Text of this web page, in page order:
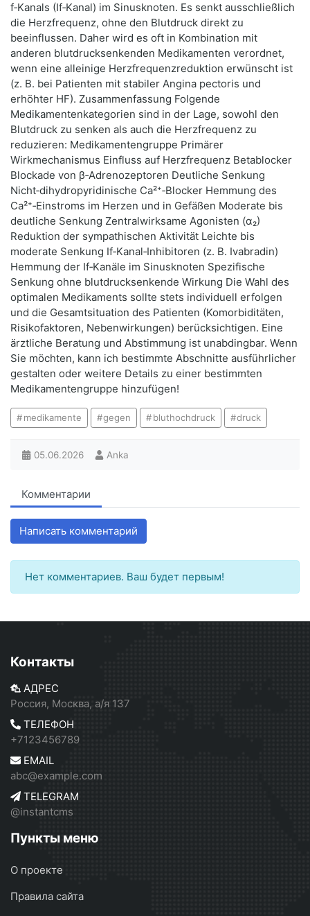
f‑Kanals (If‑Kanal) im Sinusknoten. Es senkt ausschließlich
die Herzfrequenz, ohne den Blutdruck direkt zu
beeinflussen. Daher wird es oft in Kombination mit
anderen blutdrucksenkenden Medikamenten verordnet,
wenn eine alleinige Herzfrequenzreduktion erwünscht ist
(z. B. bei Patienten mit stabiler Angina pectoris und
erhöhter HF). Zusammenfassung Folgende
Medikamentenkategorien sind in der Lage, sowohl den
Blutdruck zu senken als auch die Herzfrequenz zu
reduzieren: Medikamentengruppe Primärer
Wirkmechanismus Einfluss auf Herzfrequenz Betablocker
Blockade von β‑Adrenozeptoren Deutliche Senkung
Nicht‑dihydropyridinische Ca²⁺‑Blocker Hemmung des
Ca²⁺‑Einstroms im Herzen und in Gefäßen Moderate bis
deutliche Senkung Zentralwirksame Agonisten (α₂)
Reduktion der sympathischen Aktivität Leichte bis
moderate Senkung If‑Kanal‑Inhibitoren (z. B. Ivabradin)
Hemmung der If‑Kanäle im Sinusknoten Spezifische
Senkung ohne blutdrucksenkende Wirkung Die Wahl des
optimalen Medikaments sollte stets individuell erfolgen
und die Gesamtsituation des Patienten (Komorbiditäten,
Risikofaktoren, Nebenwirkungen) berücksichtigen. Eine
ärztliche Beratung und Abstimmung ist unabdingbar. Wenn
Sie möchten, kann ich bestimmte Abschnitte ausführlicher
gestalten oder weitere Details zu einer bestimmten
Medikamentengruppe hinzufügen!
medikamente gegen bluthochdruck druck
05.06.2026 Anka
Комментарии
Написать комментарий
Нет комментариев. Ваш будет первым!
Контакты
АДРЕС
Россия, Москва, а/я 137
ТЕЛЕФОН
+7123456789
EMAIL
abc@example.com
TELEGRAM
@instantcms
Пункты меню
О проекте
Правила сайта